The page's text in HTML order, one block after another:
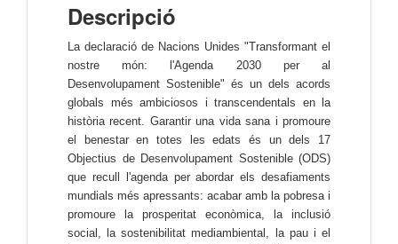
Descripció
La declaració de Nacions Unides "Transformant el
nostre món: l'Agenda 2030 per al
Desenvolupament Sostenible" és un dels acords
globals més ambiciosos i transcendentals en la
història recent. Garantir una vida sana i promoure
el benestar en totes les edats és un dels 17
Objectius de Desenvolupament Sostenible (ODS)
que recull l'agenda per abordar els desafiaments
mundials més apressants: acabar amb la pobresa i
promoure la prosperitat econòmica, la inclusió
social, la sostenibilitat mediambiental, la pau i el